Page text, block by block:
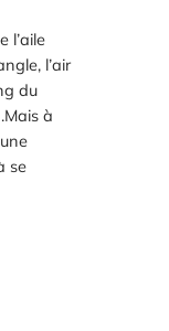
l’aile
l’air
du
à
se